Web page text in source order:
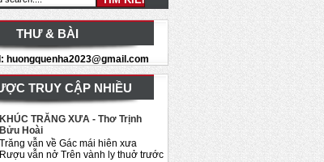
THƯ & BÀI
huongquenha2023@gmail.com
TRUY CẬP NHIỀU
KHÚC TRĂNG XƯA - Thơ Trịnh
Bửu Hoài
Trăng vẫn về Gác mái hiên xưa
Rượu vẫn nở Trên vành ly thuở trước